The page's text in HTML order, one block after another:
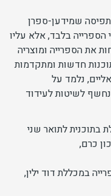
שמידען-ספרן
הספרייה בלבד, אלא עליו
את הספרייה ומוצריה
חדשות ומתקדמות
נלמד על
לשיטות לעידוד
בתוכנית לתואר שני
כרם,
במכללת דוד ילין,